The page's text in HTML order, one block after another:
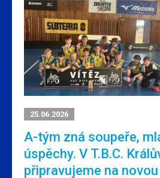
25.06.2026
A-tým zná soupeře,
úspěchy. V T.B.C.
připravujeme na